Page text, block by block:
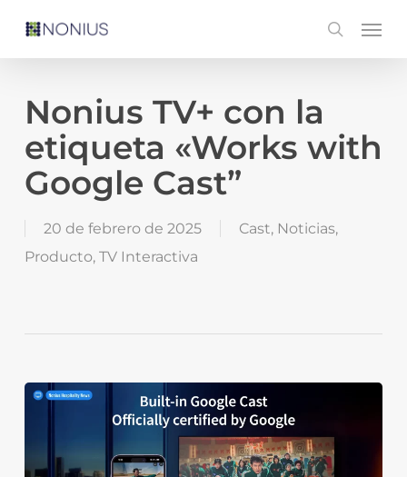
content
search
Menu
Nonius TV+ con la
etiqueta «Works with
Google Cast”
20 de febrero de 2025 Cast, Noticias,
Producto, TV Interactiva